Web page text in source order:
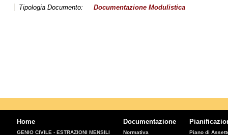
Tipologia Documento: Documentazione Modulistica
Home
GENIO CIVILE - ESTRAZIONI MENSILI
Documentazione
Normativa
Piano di